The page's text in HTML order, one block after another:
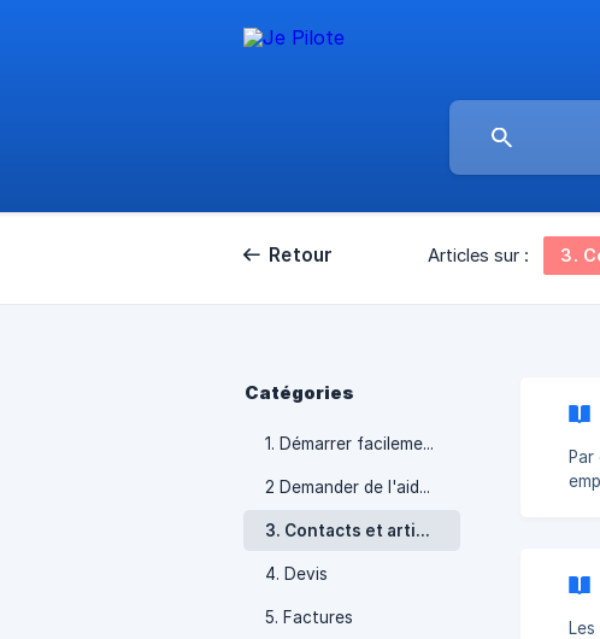
Retour Articles sur :
Catégories
1. Démarrer facilement
2 Demander de l'aide ou un expert-comptable
3. Contacts et articles
4. Devis
5. Factures
employés. _ Je Pilote_